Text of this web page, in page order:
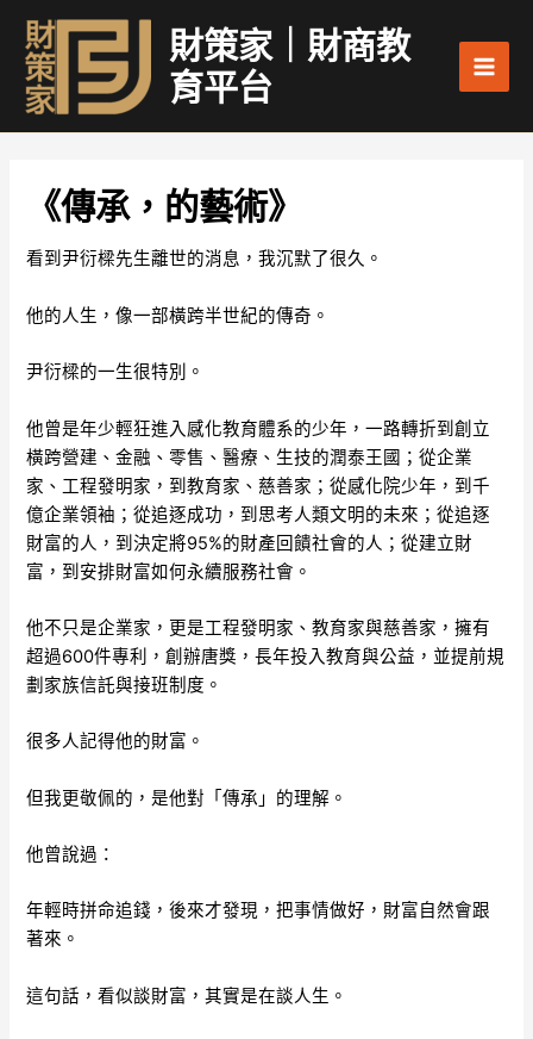
內
財策家｜財商教
育平台
《傳承，的藝術》
看到尹衍樑先生離世的消息，我沉默了很久。
他的人生，像一部橫跨半世紀的傳奇。
尹衍樑的一生很特別。
他曾是年少輕狂進入感化教育體系的少年，一路轉折到創立
橫跨營建、金融、零售、醫療、生技的潤泰王國；從企業
家、工程發明家，到教育家、慈善家；從感化院少年，到千
億企業領袖；從追逐成功，到思考人類文明的未來；從追逐
財富的人，到決定將95%的財產回饋社會的人；從建立財
富，到安排財富如何永續服務社會。
他不只是企業家，更是工程發明家、教育家與慈善家，擁有
超過600件專利，創辦唐獎，長年投入教育與公益，並提前規
劃家族信託與接班制度。
很多人記得他的財富。
但我更敬佩的，是他對「傳承」的理解。
他曾說過：
年輕時拼命追錢，後來才發現，把事情做好，財富自然會跟
著來。
這句話，看似談財富，其實是在談人生。